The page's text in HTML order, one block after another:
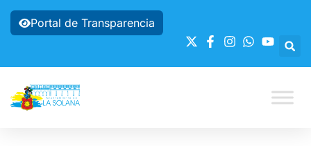
Portal de Transparencia